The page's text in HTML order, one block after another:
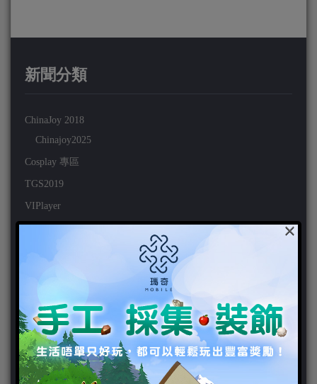
新聞分類
ChinaJoy 2018
Chinajoy2025
Cosplay 專區
TGS2019
VIPlayer
天堂2:革命 專區
官方虛寶
家用遊戲
3DS
PC
×